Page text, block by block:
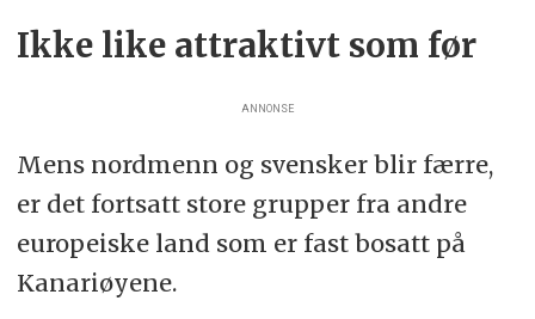
Ikke like attraktivt som før
ANNONSE
Mens nordmenn og svensker blir færre,
er det fortsatt store grupper fra andre
europeiske land som er fast bosatt på
Kanariøyene.